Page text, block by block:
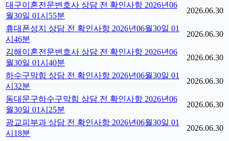
대구이혼전문변호사 상담 전 확인사항 2026년06
월30일 01시55분
2026.06.30
휴대폰성지 상담 전 확인사항 2026년06월30일 01
시46분
2026.06.30
김해이혼전문변호사 상담 전 확인사항 2026년06
월30일 01시40분
2026.06.30
하수구막힘 상담 전 확인사항 2026년06월30일 01
시32분
2026.06.30
동대문구하수구막힘 상담 전 확인사항 2026년06
월30일 01시25분
2026.06.30
광교피부과 상담 전 확인사항 2026년06월30일 01
시18분
2026.06.30